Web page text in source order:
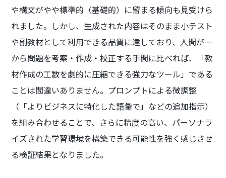
や構文がやや標準的（基礎的）に留まる傾向も見受けら
れました。しかし、生成された内容はそのまま小テスト
や副教材として利用できる品質に達しており、人間が一
から問題を考案・作成・校正する手間に比べれば、「教
材作成の工数を劇的に圧縮できる強力なツール」である
ことは間違いありません。プロンプトによる微調整
（「よりビジネスに特化した語彙で」などの追加指示）
を組み合わせることで、さらに精度の高い、パーソナラ
イズされた学習環境を構築できる可能性を強く感じさせ
る検証結果となりました。